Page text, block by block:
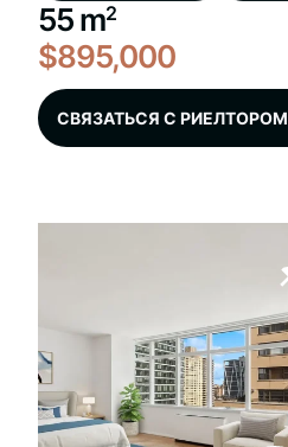
55 m2
$895,000
СВЯЗАТЬСЯ С РИЕЛТОРОМ